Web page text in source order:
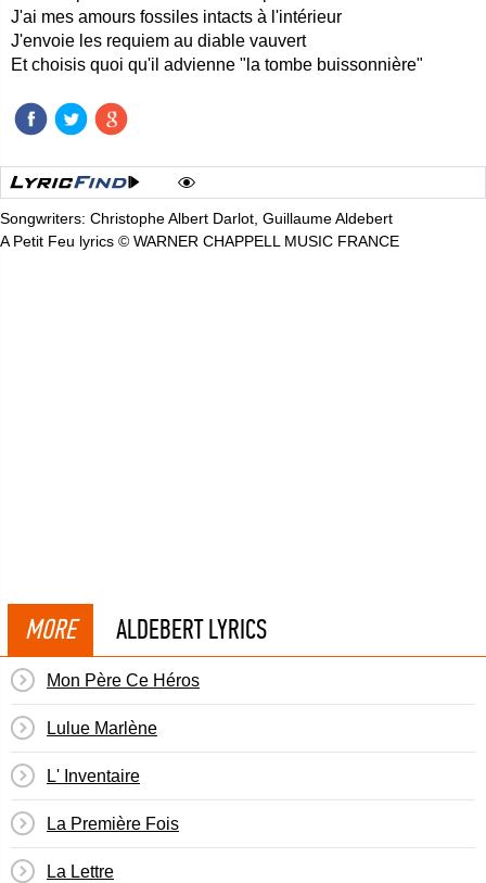
J'ai mes amours fossiles intacts à l'intérieur
J'envoie les requiem au diable vauvert
Et choisis quoi qu'il advienne "la tombe buissonnière"
Songwriters: Christophe Albert Darlot, Guillaume Aldebert
A Petit Feu lyrics © WARNER CHAPPELL MUSIC FRANCE
MORE ALDEBERT LYRICS
Mon Père Ce Héros
Lulue Marlène
L' Inventaire
La Première Fois
La Lettre